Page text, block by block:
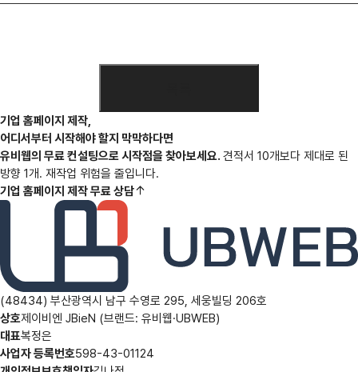
기업 홈페이지 제작,
어디서부터 시작해야 할지 막막하다면
유비웹의 무료 컨설팅으로 시작점을 찾아보세요. 견적서 10개보다 제대로 된
방향 1개. 재작업 위험을 줄입니다.
기업 홈페이지 제작 무료 상담
(48434) 부산광역시 남구 수영로 295, 세웅빌딩 206호
상호제이비엔 JBieN (브랜드: 유비웹·UBWEB)
대표복정은
사업자 등록번호598-43-01124